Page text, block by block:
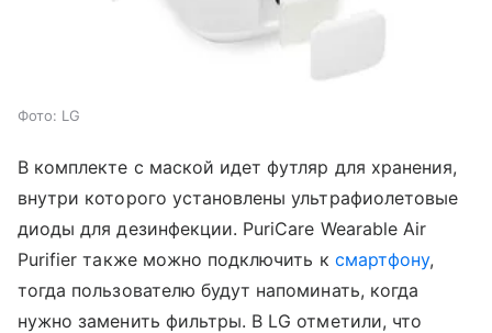
Фото: LG
В комплекте с маской идет футляр для хранения,
внутри которого установлены ультрафиолетовые
диоды для дезинфекции. PuriCare Wearable Air
Purifier также можно подключить к смартфону,
тогда пользователю будут напоминать, когда
нужно заменить фильтры. В LG отметили, что